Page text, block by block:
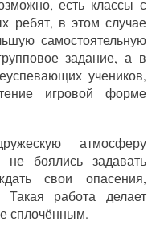
есть классы с
ребят, в этом случае
самостоятельную
задание, а в
учеников,
игровой форме
атмосферу
не боялись задавать
свои опасения,
работа делает
сплочённым.